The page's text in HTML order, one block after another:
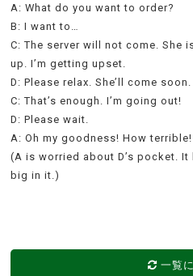
A: What do you want to order?
B: I want to…
C: The server will not come. She
up. I’m getting upset.
D: Please relax. She’ll come soon.
C: That’s enough. I’m going out!
D: Please wait.
A: Oh my goodness! How
(A is worried about D’s pocket.
big in it.)
一覧